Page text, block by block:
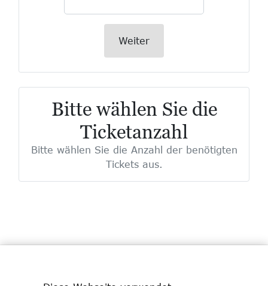
Weiter
Bitte wählen Sie die
Ticketanzahl
Bitte wählen Sie die Anzahl der benötigten
Tickets aus.